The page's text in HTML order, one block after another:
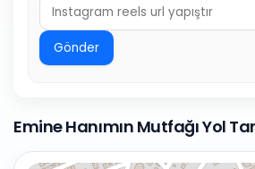
Gönder
Emine Hanımın Mutfağı Yol